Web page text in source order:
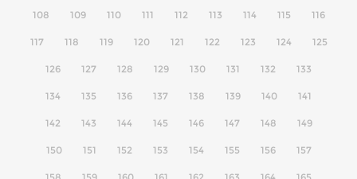
108 109 110 111 112 113 114 115 116
117 118 119 120 121 122 123 124 125
126 127 128 129 130 131 132 133
134 135 136 137 138 139 140 141
142 143 144 145 146 147 148 149
150 151 152 153 154 155 156 157